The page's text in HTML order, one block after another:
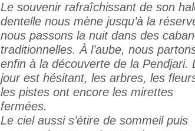
Le souvenir rafraîchissant de son
dentelle nous mène jusqu’à la
nous passons la nuit dans des
traditionnelles. À l’aube, nous
enfin à la découverte de la Pendjari.
jour est hésitant, les arbres, les
les pistes ont encore les mirettes
fermées.
Le ciel aussi s’étire de sommeil puis